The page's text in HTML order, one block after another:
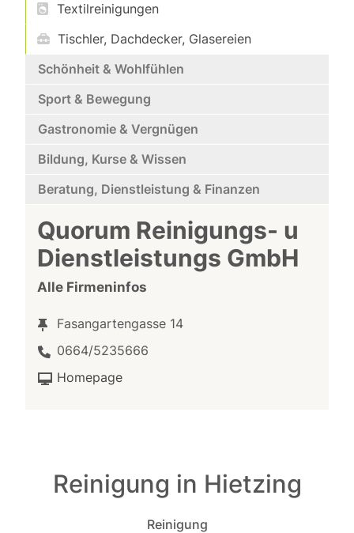
Textilreinigungen
Tischler, Dachdecker, Glasereien
Schönheit & Wohlfühlen
Sport & Bewegung
Gastronomie & Vergnügen
Bildung, Kurse & Wissen
Beratung, Dienstleistung & Finanzen
Quorum Reinigungs- u
Dienstleistungs GmbH
Alle Firmeninfos
Fasangartengasse 14
0664/5235666
Homepage
Reinigung in Hietzing
Reinigung